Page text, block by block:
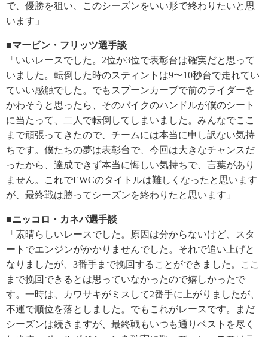
で、優勝を狙い、このシーズンをいい形で終わりたいと思
います」
■マービン・フリッツ選手談
「いいレースでした。2位か3位で表彰台は確実だと思って
いました。転倒した時のスティントは9〜10秒台で走れてい
ていい感触でした。でもスプーンカーブで前のライダーを
かわそうと思ったら、そのバイクのハンドルが僕のシート
に当たって、二人で転倒してしまいました。みんなでここ
まで頑張ってきたので、チームには本当に申し訳ない気持
ちです。僕たちの夢は表彰台で、今回は大きなチャンスだ
ったから、達成できず本当に悔しい気持ちで、言葉があり
ません。これでEWCのタイトルは難しくなったと思います
が、最終戦は勝ってシーズンを終わりたと思います」
■ニッコロ・カネパ選手談
「素晴らしいレースでした。原因は分からないけど、スタ
ートでエンジンがかかりませんでした。それで追い上げと
なりましたが、3番手まで挽回することができました。ここ
まで挽回できるとは思っていなかったので嬉しかったで
す。一時は、カワサキがミスして2番手に上がりましたが、
不運で順位を落としました。でもこれがレースです。まだ
シーズンは続きますが、最終戦もいつも通りベストを尽く